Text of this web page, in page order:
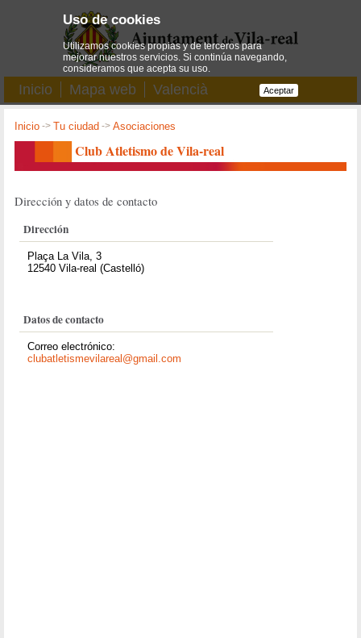
Inicio Mapa web Valencià
Inicio ->Tu ciudad ->Asociaciones
Club Atletismo de Vila-real
Dirección y datos de contacto
Dirección
Plaça La Vila, 3
12540 Vila-real (Castelló)
Datos de contacto
Correo electrónico:
clubatletismevilareal@gmail.com
Uso de cookies
Utilizamos cookies propias y de terceros para
mejorar nuestros servicios. Si continúa navegando,
consideramos que acepta su uso.
Aceptar